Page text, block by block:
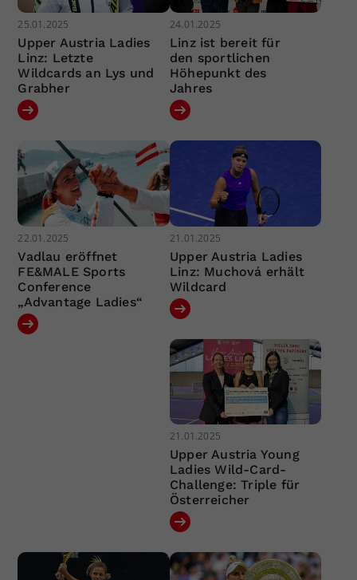
25.01.2025
Upper Austria Ladies
Linz: Letzte
Wildcards an Lys und
Grabher
24.01.2025
Linz ist bereit für
den sportlichen
Höhepunkt des
Jahres
22.01.2025
Vadlau eröffnet
FE&MALE Sports
Conference
„Advantage Ladies“
21.01.2025
Upper Austria Ladies
Linz: Muchová erhält
Wildcard
21.01.2025
Upper Austria Young
Ladies Wild-Card-
Challenge: Triple für
Österreicher